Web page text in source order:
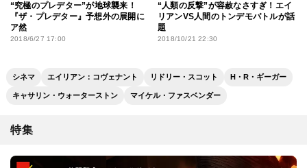
“究極のプレデター”が地球襲来！
『ザ・プレデター』予想外の展開に
ア然
2018/6/27 17:00
“人類の反撃”が容赦なさすぎ！エイ
リアンVS人間のトンデモバトルが話
題
2018/10/21 22:30
シネマ エイリアン：コヴェナント リドリー・スコット H・R・ギーガー
キャサリン・ウォーターストン マイケル・ファスベンダー
特集